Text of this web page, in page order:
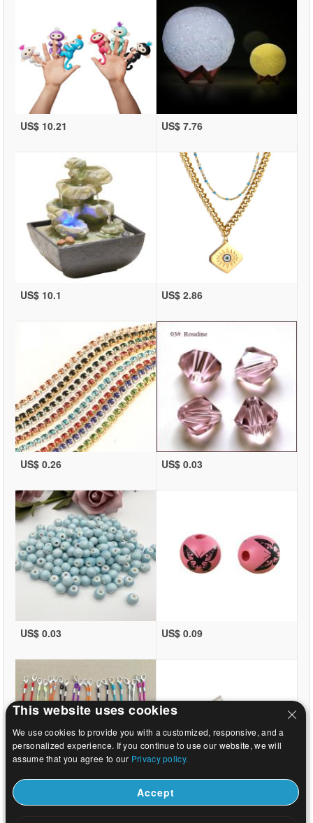
US$ 10.21 US$ 7.76
US$ 10.1 US$ 2.86
US$ 0.26 US$ 0.03
US$ 0.03 US$ 0.09
US$ 0.29 US$ 2.33
This website uses cookies
We use cookies to provide you with a customized, responsive, and a
personalized experience. If you continue to use our website, we will
assume that you agree to our Privacy policy.
Accept